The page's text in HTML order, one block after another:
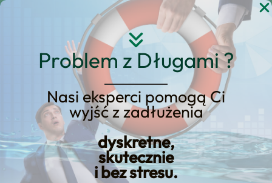
Problem z Długami ?
Nasi eksperci pomogą Ci
wyjść z zadłużenia
dyskretne,
skutecznie
i bez stresu.
Przejdź
Najlepsze opcje
finansowania zakupu
ziemi rolnej